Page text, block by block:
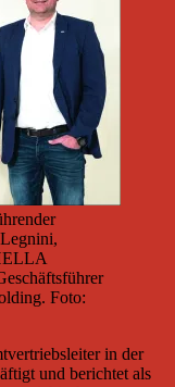
Foto:
in der
und berichtet als